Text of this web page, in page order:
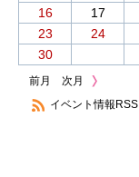
16
17
23
24
30
前月
次月
イベント情報RSS